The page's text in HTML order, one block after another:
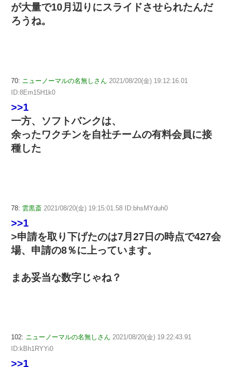
が大量で10月辺りにスライドさせられたんだ
ろうね。
70: ニューノーマルの名無しさん 2021/08/20(金) 19:12:16.01
ID:8Em15H1k0
>>1
一方、ソフトバンクは、
余ったワクチンを自社チームの有料会員に接
種した
78: 雲黒斎 2021/08/20(金) 19:15:01.58 ID:bhsMYduh0
>>1
>申請を取り下げたのは7月27日の時点で427会
場、申請の8％に上っています。
まあ妥当な数字じゃね？
102: ニューノーマルの名無しさん 2021/08/20(金) 19:22:43.91
ID:kBh1RYYi0
>>1